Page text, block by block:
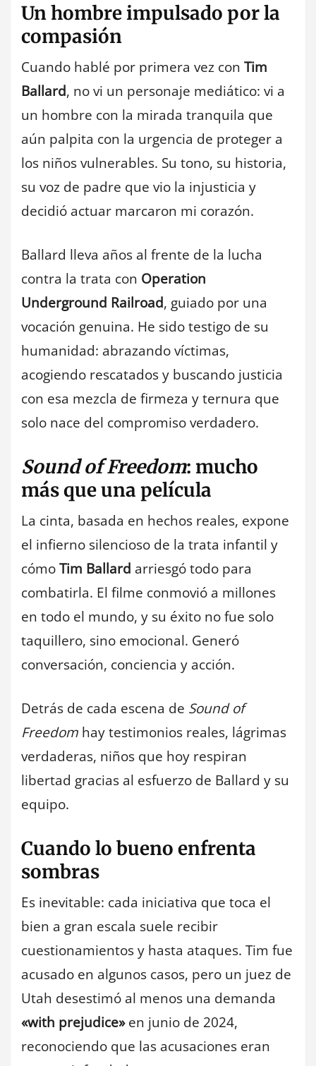
Un hombre impulsado por la
compasión
Cuando hablé por primera vez con Tim
Ballard, no vi un personaje mediático: vi a
un hombre con la mirada tranquila que
aún palpita con la urgencia de proteger a
los niños vulnerables. Su tono, su historia,
su voz de padre que vio la injusticia y
decidió actuar marcaron mi corazón.
Ballard lleva años al frente de la lucha
contra la trata con Operation
Underground Railroad, guiado por una
vocación genuina. He sido testigo de su
humanidad: abrazando víctimas,
acogiendo rescatados y buscando justicia
con esa mezcla de firmeza y ternura que
solo nace del compromiso verdadero.
Sound of Freedom: mucho
más que una película
La cinta, basada en hechos reales, expone
el infierno silencioso de la trata infantil y
cómoTim Ballard arriesgó todo para
combatirla. El filme conmovió a millones
en todo el mundo, y su éxito no fue solo
taquillero, sino emocional. Generó
conversación, conciencia y acción.
Detrás de cada escena de Sound of
Freedom hay testimonios reales, lágrimas
verdaderas, niños que hoy respiran
libertad gracias al esfuerzo de Ballard y su
equipo.
Cuando lo bueno enfrenta
sombras
Es inevitable: cada iniciativa que toca el
bien a gran escala suele recibir
cuestionamientos y hasta ataques. Tim fue
acusado en algunos casos, pero un juez de
Utah desestimó al menos una demanda
«with prejudice»en junio de 2024,
reconociendo que las acusaciones eran